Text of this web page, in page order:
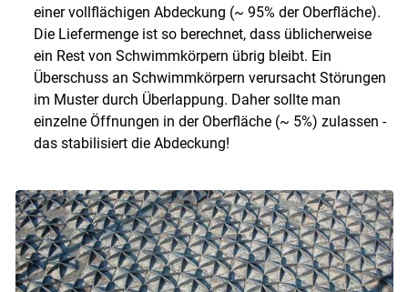
einer vollflächigen Abdeckung (~ 95% der Oberfläche).
Die Liefermenge ist so berechnet, dass üblicherweise
ein Rest von Schwimmkörpern übrig bleibt. Ein
Überschuss an Schwimmkörpern verursacht Störungen
im Muster durch Überlappung. Daher sollte man
einzelne Öffnungen in der Oberfläche (~ 5%) zulassen -
das stabilisiert die Abdeckung!